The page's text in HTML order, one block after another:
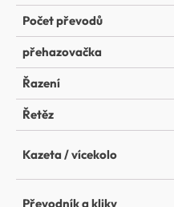
Počet převodů
přehazovačka
Řazení
Řetěz
Kazeta / vícekolo
Převodník a kliky